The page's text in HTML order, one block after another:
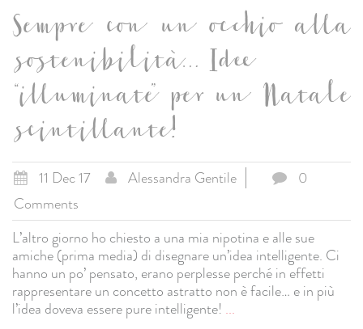
Sempre con un occhio alla
sostenibilità… Idee
“illuminate” per un Natale
scintillante!
11 Dec 17 Alessandra Gentile
0
Comments
L’altro giorno ho chiesto a una mia nipotina e alle sue
amiche (prima media) di disegnare un’idea intelligente. Ci
hanno un po’ pensato, erano perplesse perché in effetti
rappresentare un concetto astratto non è facile… e in più
l’idea doveva essere pure intelligente! ...